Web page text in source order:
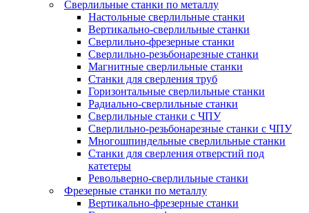
Сверлильные станки по металлу
Настольные сверлильные станки
Вертикально-сверлильные станки
Сверлильно-фрезерные станки
Сверлильно-резьбонарезные станки
Магнитные сверлильные станки
Станки для сверления труб
Горизонтальные сверлильные станки
Радиально-сверлильные станки
Сверлильные станки с ЧПУ
Сверлильно-резьбонарезные станки с ЧПУ
Многошпиндельные сверлильные станки
Станки для сверления отверстий под
катетеры
Револьверно-сверлильные станки
Фрезерные станки по металлу
Вертикально-фрезерные станки